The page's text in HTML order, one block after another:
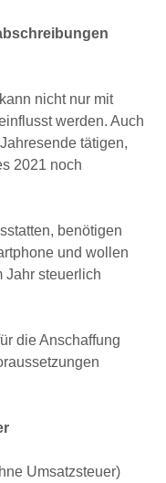
nicht nur mit
werden. Auch
tätigen,
2021 noch
benötigen
und wollen
Jahr steuerlich
die Anschaffung
Umsatzsteuer)